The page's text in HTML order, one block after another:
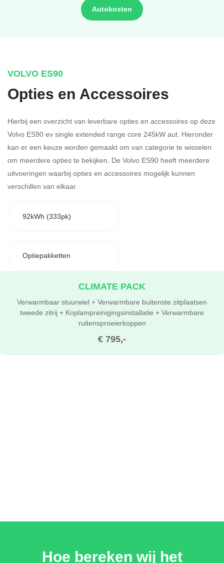
Autokosten
VOLVO ES90
Opties en Accessoires
Hierbij een overzicht van leverbare opties en accessoires op deze
Volvo ES90 ev single extended range core 245kW aut. Hieronder
kan er een keuze worden gemaakt om van categorie te wisselen
om meerdere opties te bekijken. De Volvo ES90 heeft meerdere
uitvoeringen waarbij opties en accessoires mogelijk kunnen
verschillen van elkaar.
92kWh (333pk)
Optiepakketten
€ 795,-
CLIMATE PACK
Verwarmbaar stuurwiel + Verwarmbare buitenste zitplaatsen
tweede zitrij + Koplampreinigingsinstallatie + Verwarmbare
ruitensproeierkoppen
Hoe bereken wij het